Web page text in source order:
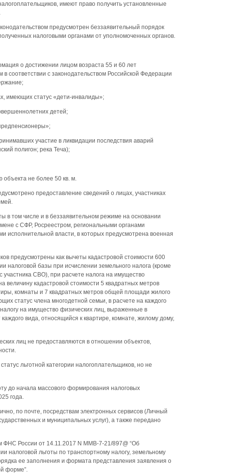
имеют право получить установленные
предусмотрен беззаявительный порядок
налоговыми органами от уполномоченных органов.
о достижении лицом возраста 55 и 60 лет
соответствии с законодательством Российской Федерации
имеющих статус «дети-инвалиды»;
детей;
участие в ликвидации последствия аварий
полигон; река Теча);
объекта не более 50 кв. м.
предоставление сведений о лицах, участниках
в том числе и в беззаявительном режиме на основании
с СФР, Росреестром, региональными органами
власти, в которых предусмотрена военная
предусмотрены как вычеты кадастровой стоимости 600
налоговой базы при исчислении земельного налога (кроме
участника СВО), при расчете налога на имущество
величину кадастровой стоимости 5 квадратных метров
комнаты и 7 квадратных метров общей площади жилого
статус члена многодетной семьи, в расчете на каждого
на имущество физических лиц, выраженные в
вида, относящийся к квартире, комнате, жилому дому,
лиц не предоставляются в отношении объектов,
льготной категории налогоплательщиков, но не
до начала массового формирования налоговых
года.
по почте, посредствам электронных сервисов (Личный
и муниципальных услуг), а также передано
ФНС России от 14.11.2017 N ММВ-7-21/897@ “Об
налоговой льготы по транспортному налогу, земельному
ее заполнения и формата представления заявления о
форме”.